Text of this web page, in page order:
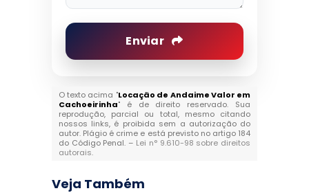
Enviar
O texto acima "Locação de Andaime Valor em
Cachoeirinha" é de direito reservado. Sua
reprodução, parcial ou total, mesmo citando
nossos links, é proibida sem a autorização do
autor. Plágio é crime e está previsto no artigo 184
do Código Penal. – Lei n° 9.610-98 sobre direitos
autorais.
Veja Também